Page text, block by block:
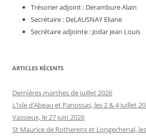
Trésorier adjoint : Derambure Alain
Secrétaire : DeLAUSNAY Eliane
Secrétaire adjointe : Jodar Jean Louis
ARTICLES RÉCENTS
Dernières marches de juillet 2026
L’Isle d’Abeau et Panossas, les 2 & 4 juillet
Vassieux, le 27 juin 2026
St Maurice de Rotherens et Longechenal,